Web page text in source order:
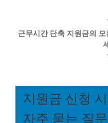
근무시간 단축 지원금의
지원금 신청
자주 묻는 질문